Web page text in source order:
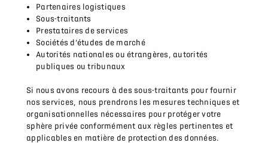
Partenaires logistiques
Sous-traitants
Prestataires de services
Sociétés d’études de marché
Autorités nationales ou étrangères, autorités
publiques ou tribunaux
Si nous avons recours à des sous-traitants pour fournir
nos services, nous prendrons les mesures techniques et
organisationnelles nécessaires pour protéger votre
sphère privée conformément aux règles pertinentes et
applicables en matière de protection des données.